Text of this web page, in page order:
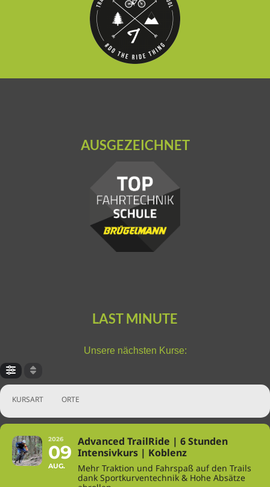
AUSGEZEICHNET
LAST MINUTE
Unsere nächsten Kurse:
KURSART ORTE
2026
09
AUG.
Advanced TrailRide | 6 Stunden
Intensivkurs | Koblenz
Mehr Traktion und Fahrspaß auf den Trails
dank Sportkurventechnik & Hohe Absätze